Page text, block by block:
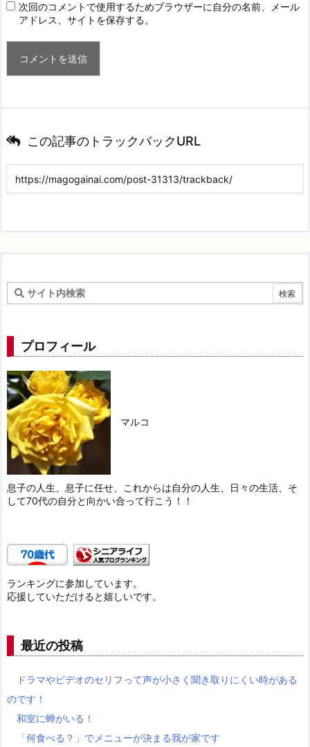
次回のコメントで使用するためブラウザーに自分の名前、メール
アドレス、サイトを保存する。
この記事のトラックバックURL
プロフィール
マルコ
息子の人生、息子に任せ、これからは自分の人生、日々の生活、そ
して70代の自分と向かい合って行こう！！
ランキングに参加しています。
応援していただけると嬉しいです。
最近の投稿
ドラマやビデオのセリフって声が小さく聞き取りにくい時がある
のです！
和室に蝉がいる！
「何食べる？」でメニューが決まる我が家です